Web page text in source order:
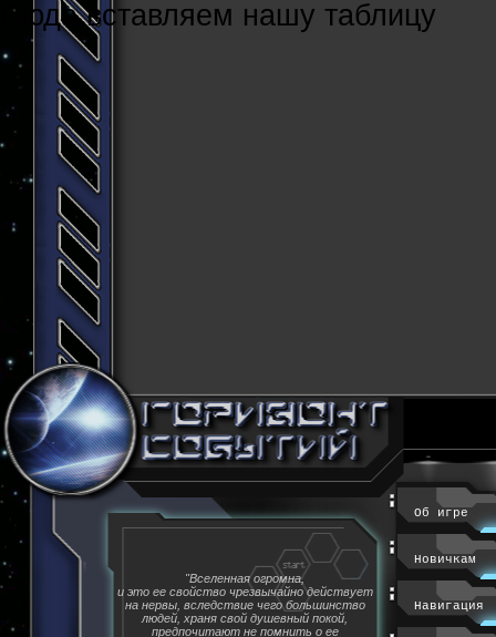
Cюда вставляем нашу таблицу
"Вселенная огромна,
и это ее свойство чрезвычайно действует
на нервы, вследствие чего большинство
людей, храня свой душевный покой,
предпочитают не помнить о ее
Об игре
Новичкам
Навигация